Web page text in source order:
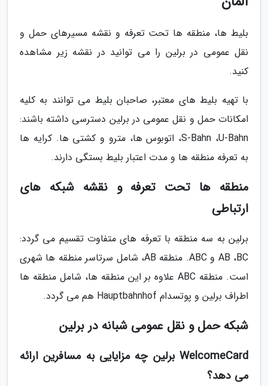
بلیط ها، منطقه ها تحت تعرفه و نقشه مسیرهای حمل و
نقل عمومی در برلین را می توانید در نقشه زیر مشاهده
کنید.
با تهیه بلیط های معتبر، صاحبان بلیط می توانند به کلیه
امکانات حمل و نقل عمومی در برلین دسترسی داشته باشند:
S-Bahn ،U-Bahn، اتوبوس ها، مترو و کشتی ها. کرایه ها
به تعرفه منطقه ها و مدت اعتبار بلیط بستگی دارند.
منطقه ها تحت تعرفه و نقشه شبکه های
ارتباطی
برلین به سه منطقه با تعرفه های متفاوت تقسیم می گردد:
AB ،BC و ABC. منطقه AB، شامل سرتاسر منطقه ها شهری
است. منطقه ABC علاوه بر این منطقه ها، شامل منطقه ها
اطراف برلین و پوتسدام Hauptbahnhof هم می گردد.
شبکه حمل و نقل عمومی شبانه در برلین
WelcomeCard برلین چه مزایایی به مسافرین ارائه
می دهد؟